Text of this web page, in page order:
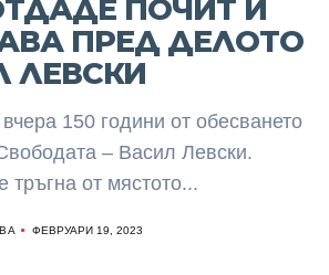
ПОЧИТ И
ПРЕД ДЕЛОТО
ЛЕВСКИ
150 години от обесването
– Васил Левски.
тръгна от мястото...
ФЕВРУАРИ 19, 2023